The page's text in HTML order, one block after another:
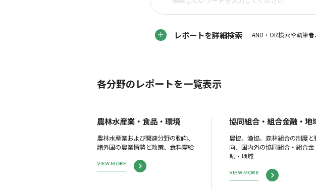
レポートを詳細検索 AND・OR検索や執筆
各分野のレポートを一覧表示
農林水産業・食品・環境
農林水産業および関連分野の動向、
諸外国の農業情勢と政策、食料需給
VIEW MORE
協同組合・組合金融・地
農協、漁協、森林組合の制度と
向、国内外の協同組合・組合金
融・地域
VIEW MORE